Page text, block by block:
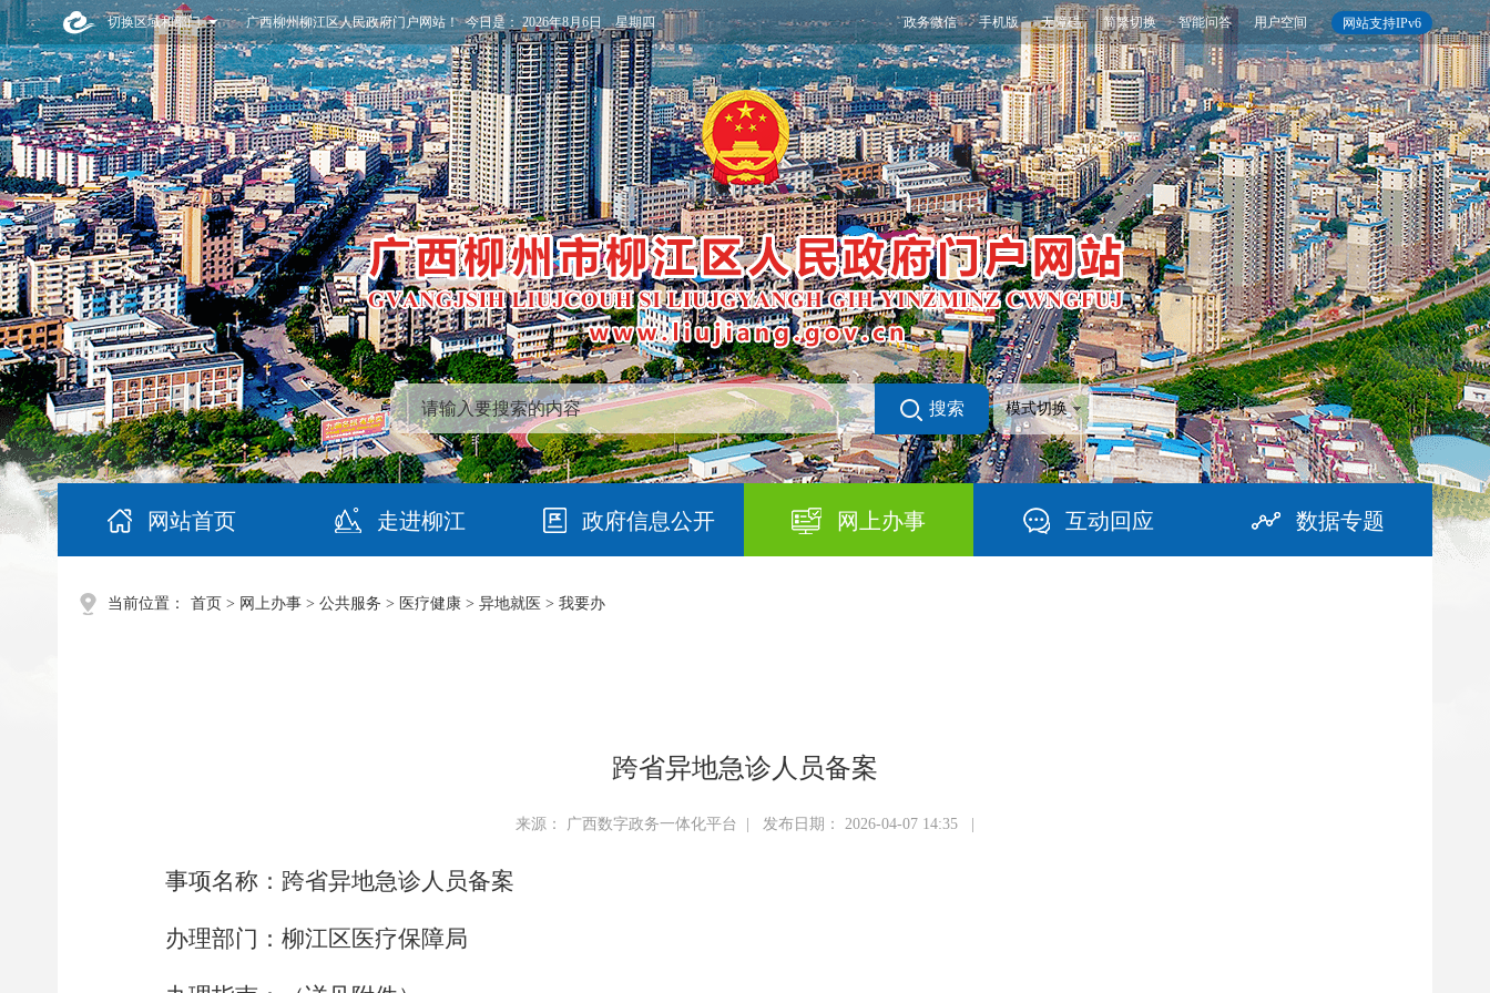
切换区域和部门 网站支持IPv6
政务微信 手机版 无障碍 简繁切换 智能问答 用户空间
广西柳州柳江区人民政府门户网站！ 今日是：2026年8月6日 星期四
搜索 模式切换
网站首页 走进柳江 政府信息公开 网上办事 互动回应 数据专题
当前位置： 首页 > 网上办事 > 公共服务 > 医疗健康 > 异地就医 > 我要办
跨省异地急诊人员备案
来源： 广西数字政务一体化平台 | 发布日期： 2026-04-07 14:35 |
事项名称： 跨省异地急诊人员备案
办理部门： 柳江区医疗保障局